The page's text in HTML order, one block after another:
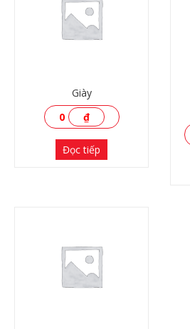
XEM THÊM
Giày
0
₫
Đọc tiếp